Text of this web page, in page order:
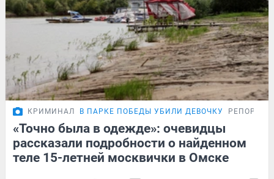
КРИМИНАЛ В ПАРКЕ ПОБЕДЫ УБИЛИ ДЕВОЧКУ РЕПОРТАЖ
«Точно была в одежде»: очевидцы
рассказали подробности о найденном
теле 15-летней москвички в Омске